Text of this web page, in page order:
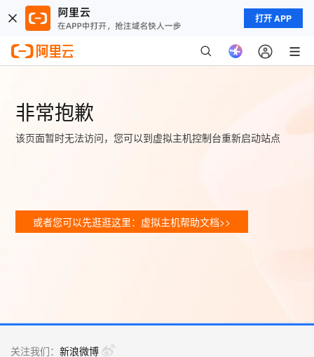
打开 APP
非常抱歉
该页面暂时无法访问，您可以到虚拟主机控制台重新启动站点
或者您可以先逛逛这里：虚拟主机帮助文档>>